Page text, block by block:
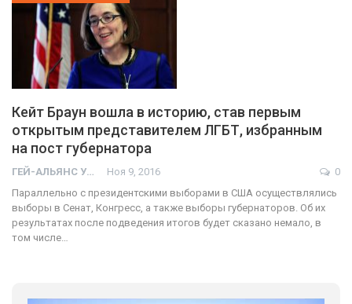
Кейт Браун вошла в историю, став первым
открытым представителем ЛГБТ, избранным
на пост губернатора
ГЕЙ-АЛЬЯНС УКРАИНА Ноя 9, 2016
0
Параллельно с президентскими выборами в США осуществлялись
выборы в Сенат, Конгресс, а также выборы губернаторов. Об их
результатах после подведения итогов будет сказано немало, в
том числе…